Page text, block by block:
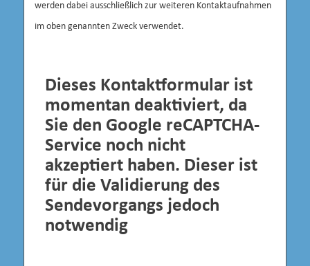
werden dabei ausschließlich zur weiteren Kontaktaufnahmen
im oben genannten Zweck verwendet.
Dieses Kontaktformular ist
momentan deaktiviert, da
Sie den Google reCAPTCHA-
Service noch nicht
akzeptiert haben. Dieser ist
für die Validierung des
Sendevorgangs jedoch
notwendig